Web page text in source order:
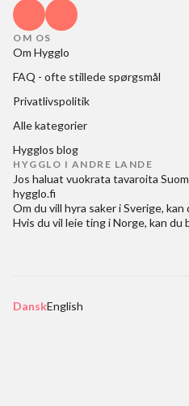
OM OS
Om Hygglo
FAQ - ofte stillede spørgsmål
Privatlivspolitik
Alle kategorier
Hygglos blog
HYGGLO I ANDRE LANDE
Jos haluat vuokrata tavaroita
hygglo.fi
Om du vill hyra saker i Sverige, kan
Hvis du vil leie ting i Norge, kan du
DanskEnglish